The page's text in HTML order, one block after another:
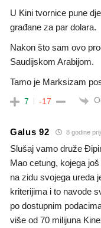
U Kini tvornice pune
građane za par dolara.
Nakon što sam ovo
Saudijskom Arabijom.
Tamo je Marksizam
7 -17
Galus 92 8 godine
Slušaj vamo druže
Mao cetung, kojega
na zidu svojega ureda
kriterijima i to navode
po dostupnim
više od 70 milijuna